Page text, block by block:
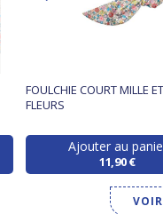
FOULCHIE COURT MILLE
FLEURS
Ajouter au
11,90 €